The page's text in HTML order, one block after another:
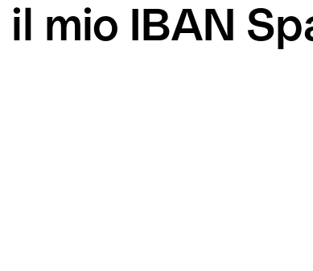
mio IBAN